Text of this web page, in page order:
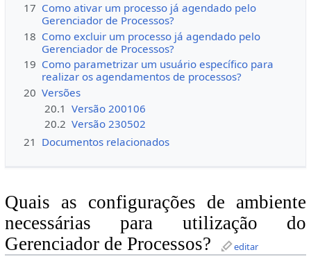
17 Como ativar um processo já agendado pelo
Gerenciador de Processos?
18 Como excluir um processo já agendado pelo
Gerenciador de Processos?
19 Como parametrizar um usuário específico para
realizar os agendamentos de processos?
20 Versões
20.1 Versão 200106
20.2 Versão 230502
21 Documentos relacionados
Quais as configurações de ambiente
necessárias para utilização do
Gerenciador de Processos?
editar